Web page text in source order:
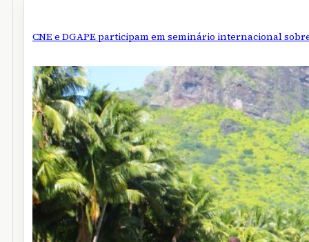
CNE e DGAPE participam em seminário internacional